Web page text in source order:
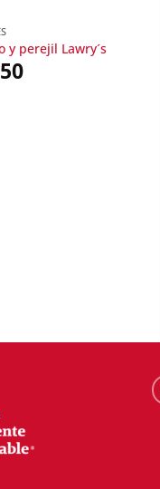
y perejil Lawry´s